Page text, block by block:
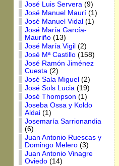
José Luis Servera(9)
José Manuel Maurí(1)
José Manuel Vidal (1)
José María García-
Mauriño(13)
José María Vigil (2)
José Mª Castillo(158)
José Ramón Jiménez
Cuesta(2)
José Sala Miguel (2)
José Sols Lucia(19)
José Thompson (1)
Joseba Ossa y Koldo
Aldai(1)
Josemaría Sarrionandia
(6)
Juan Antonio Ruescas y
Domingo Melero(3)
Juan Antonio Vinagre
Oviedo(14)